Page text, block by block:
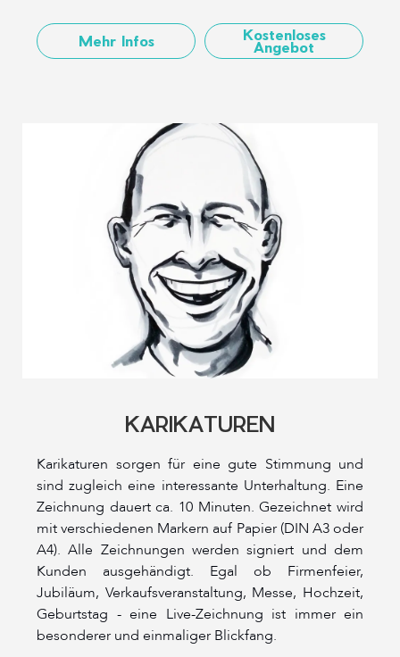
Mehr Infos Kostenloses
Angebot
KARIKATUREN
Karikaturen sorgen für eine gute Stimmung und
sind zugleich eine interessante Unterhaltung. Eine
Zeichnung dauert ca. 10 Minuten. Gezeichnet wird
mit verschiedenen Markern auf Papier (DIN A3 oder
A4). Alle Zeichnungen werden signiert und dem
Kunden ausgehändigt. Egal ob Firmenfeier,
Jubiläum, Verkaufsveranstaltung, Messe, Hochzeit,
Geburtstag - eine Live-Zeichnung ist immer ein
besonderer und einmaliger Blickfang.